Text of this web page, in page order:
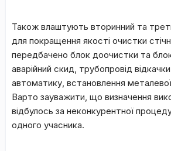
Також влаштують вторинний та
для покращення якості очистки
передбачено блок доочистки та
аварійний скид, трубопровід
автоматику, встановлення
Варто зауважити, що визначення
відбулось за неконкурентної
одного учасника.